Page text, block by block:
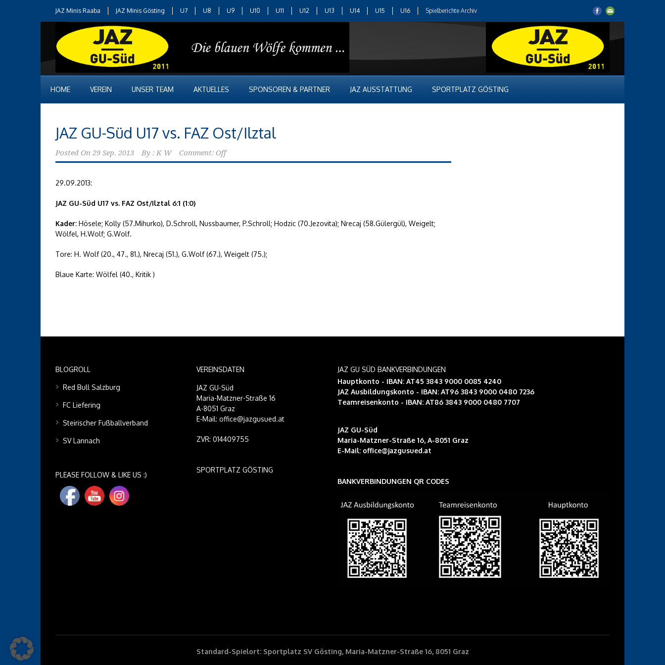
JAZ Minis Raaba JAZ Minis Gösting U7 U8 U9 U10 U11 U12 U13 U14 U15 U16 Spielberichte Archiv
HOME VEREIN UNSER TEAM AKTUELLES SPONSOREN & PARTNER JAZ AUSSTATTUNG SPORTPLATZ GÖSTING
JAZ GU-Süd U17 vs. FAZ Ost/Ilztal
Posted On 29 Sep. 2013 By : K W Comment: Off
29.09.2013:
JAZ GU-Süd U17 vs. FAZ Ost/Ilztal 6:1 (1:0)
Kader: Hösele; Kolly (57.Mihurko), D.Schroll, Nussbaumer, P.Schroll; Hodzic (70.Jezovita); Nrecaj (58.Gülergül), Weigelt;
Wölfel, H.Wolf; G.Wolf.
Tore: H. Wolf (20., 47., 81.), Nrecaj (51.), G.Wolf (67.), Weigelt (75.);
Blaue Karte: Wölfel (40., Kritik )
BLOGROLL
Red Bull Salzburg
FC Liefering
Steirischer Fußballverband
SV Lannach
PLEASE FOLLOW & LIKE US :)
VEREINSDATEN
JAZ GU-Süd
Maria-Matzner-Straße 16
A-8051 Graz
E-Mail: office@jazgusued.at
ZVR: 014409755
SPORTPLATZ GÖSTING
JAZ GU SÜD BANKVERBINDUNGEN
Hauptkonto - IBAN: AT45 3843 9000 0085 4240
JAZ Ausbildungskonto - IBAN: AT96 3843 9000 0480 7236
Teamreisenkonto - IBAN: AT86 3843 9000 0480 7707
JAZ GU-Süd
Maria-Matzner-Straße 16, A-8051 Graz
E-Mail: office@jazgusued.at
BANKVERBINDUNGEN QR CODES
Standard-Spielort: Sportplatz SV Gösting, Maria-Matzner-Straße 16, 8051 Graz